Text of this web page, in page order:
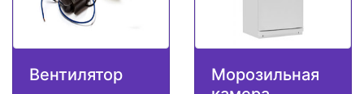
Вентилятор
Морозильная